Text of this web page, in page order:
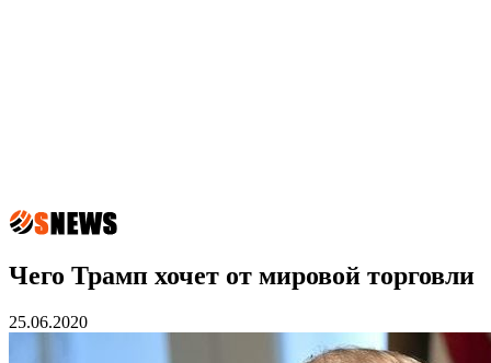
Чего Трамп хочет от мировой торговли
25.06.2020